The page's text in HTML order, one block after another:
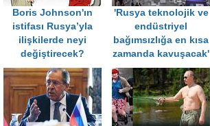
Boris Johnson'ın
istifası Rusya’yla
ilişkilerde neyi
değiştirecek?
'Rusya teknolojik ve
endüstriyel
bağımsızlığa en kısa
zamanda kavuşacak'